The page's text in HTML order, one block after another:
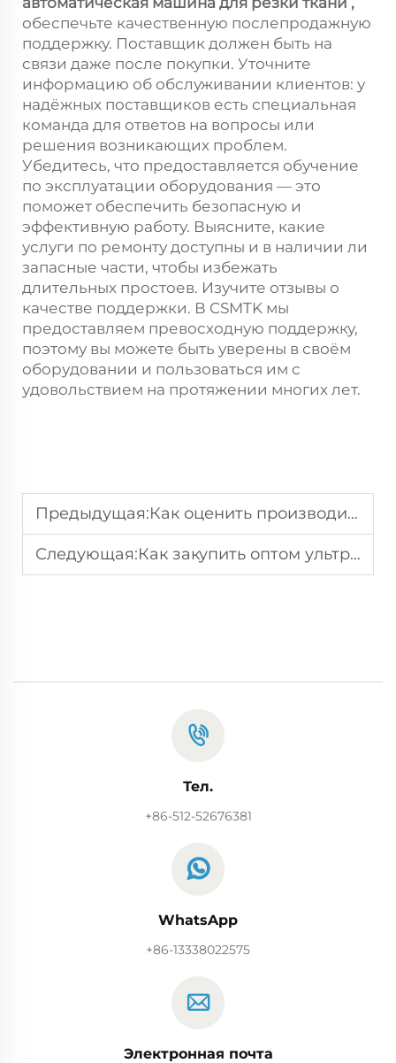
обеспечьте качественную послепродажную
поддержку. Поставщик должен быть на
связи даже после покупки. Уточните
информацию об обслуживании клиентов: у
надёжных поставщиков есть специальная
команда для ответов на вопросы или
решения возникающих проблем.
Убедитесь, что предоставляется обучение
по эксплуатации оборудования — это
поможет обеспечить безопасную и
эффективную работу. Выясните, какие
услуги по ремонту доступны и в наличии ли
запасные части, чтобы избежать
длительных простоев. Изучите отзывы о
качестве поддержки. В CSMTK мы
предоставляем превосходную поддержку,
поэтому вы можете быть уверены в своём
оборудовании и пользоваться им с
удовольствием на протяжении многих лет.
Предыдущая:Как оценить производительность станка для резки тканевых рулонов
Следующая:Как закупить оптом ультразвуковые машины для резки
Тел.
+86-512-52676381
WhatsApp
+86-13338022575
Электронная почта